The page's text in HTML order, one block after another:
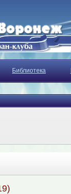
Библиотека